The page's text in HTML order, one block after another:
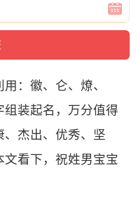
：徽、仑、燎、
装起名，万分值得
杰出、优秀、坚
看下，祝姓男宝宝